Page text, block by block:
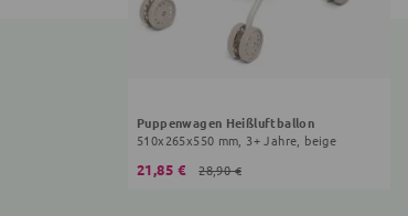
Puppenwagen Heißluftballon
510x265x550 mm, 3+ Jahre, beige
21,85 € 28,90 €